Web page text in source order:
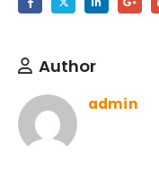
Author
admin